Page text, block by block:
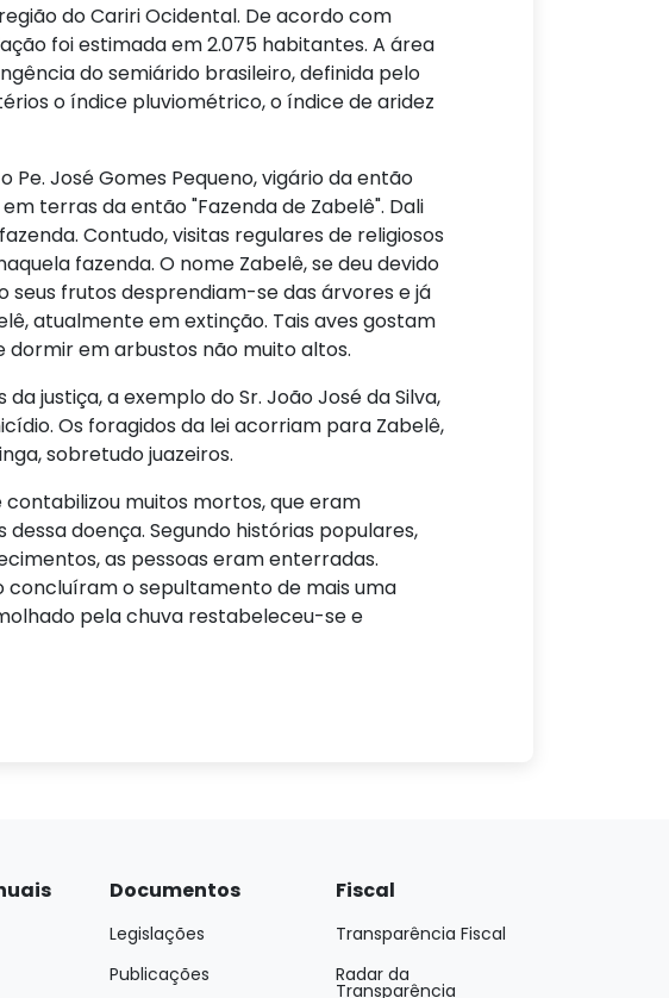
do Cariri Ocidental. De acordo com
foi estimada em 2.075 habitantes. A área
do semiárido brasileiro, definida pelo
o índice pluviométrico, o índice de aridez
José Gomes Pequeno, vigário da então
terras da então "Fazenda de Zabelê". Dali
Contudo, visitas regulares de religiosos
fazenda. O nome Zabelê, se deu devido
seus frutos desprendiam-se das árvores e já
atualmente em extinção. Tais aves gostam
em arbustos não muito altos.
justiça, a exemplo do Sr. João José da Silva,
Os foragidos da lei acorriam para Zabelê,
sobretudo juazeiros.
muitos mortos, que eram
doença. Segundo histórias populares,
as pessoas eram enterradas.
concluíram o sepultamento de mais uma
pela chuva restabeleceu-se e
Documentos
Legislações
Publicações
Fiscal
Transparência Fiscal
Radar da
Transparência